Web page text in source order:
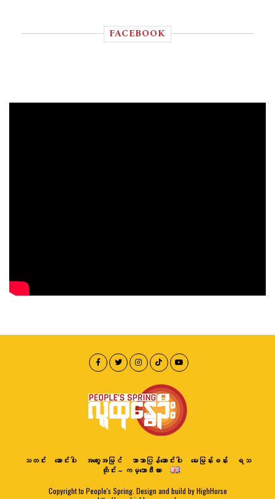
FACEBOOK
သတင်း ဆောင်းပါး အတွေးအမြင် ဘာသာပြန်ဆောင်းပါး မေးမြန်းခန်း
ရသ
ထိုင်း – ကမ္ဘောဒီးယား
Copyright to People's Spring. Design and build by HighHorse